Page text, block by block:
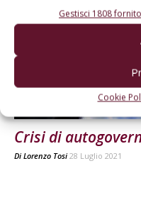
Gestisci 1808
Cookie
Crisi di
Di Lorenzo Tosi 28 Luglio 2021